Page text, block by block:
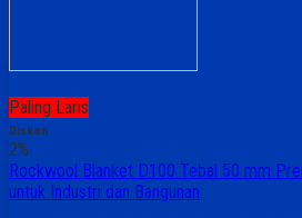
Paling Laris
Diskon
2%
Rockwool Blanket D100 Tebal 50 mm
untuk Industri dan Bangunan